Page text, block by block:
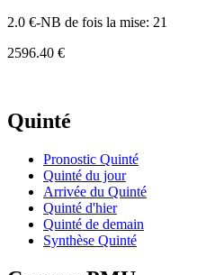
2.0 €-NB de fois la mise: 21
2596.40 €
Quinté
Pronostic Quinté
Quinté du jour
Arrivée du Quinté
Quinté d'hier
Quinté de demain
Synthèse Quinté